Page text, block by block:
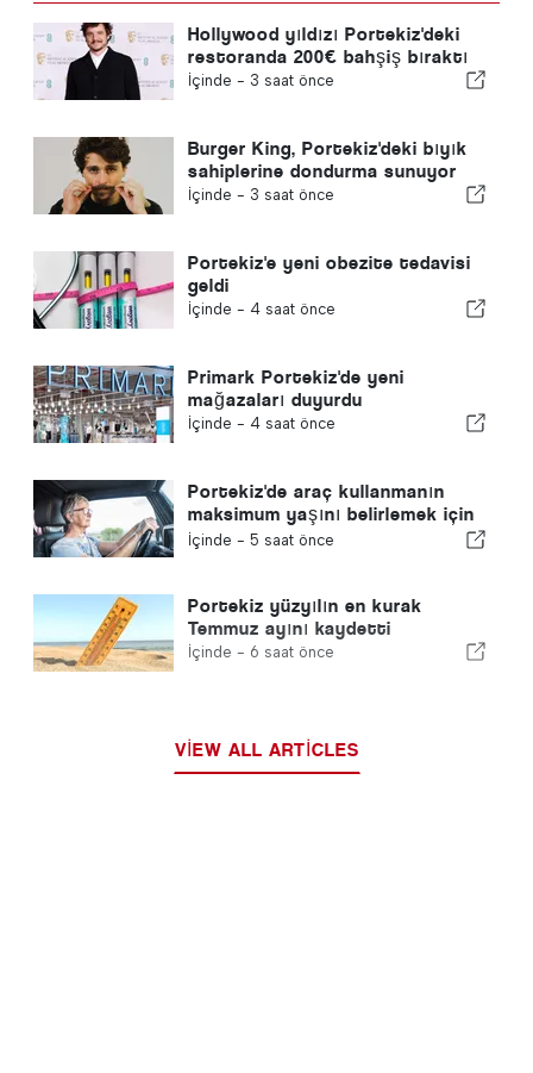
Hollywood yıldızı Portekiz'deki
restoranda 200€ bahşiş bıraktı
İçinde - 3 saat önce
Burger King, Portekiz'deki bıyık
sahiplerine dondurma sunuyor
İçinde - 3 saat önce
Portekiz'e yeni obezite tedavisi
geldi
İçinde - 4 saat önce
Primark Portekiz'de yeni
mağazaları duyurdu
İçinde - 4 saat önce
Portekiz'de araç kullanmanın
maksimum yaşını belirlemek için
yeni teklif
İçinde - 5 saat önce
Portekiz yüzyılın en kurak
Temmuz ayını kaydetti
İçinde - 6 saat önce
VIEW ALL ARTICLES